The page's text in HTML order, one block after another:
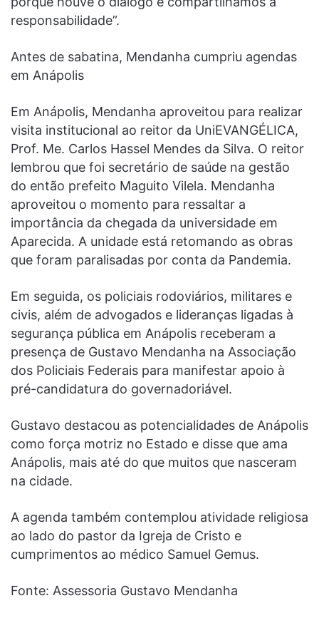
responsabilidade”.
Antes de sabatina, Mendanha cumpriu agendas
em Anápolis
Em Anápolis, Mendanha aproveitou para realizar
visita institucional ao reitor da UniEVANGÉLICA,
Prof. Me. Carlos Hassel Mendes da Silva. O reitor
lembrou que foi secretário de saúde na gestão
do então prefeito Maguito Vilela. Mendanha
aproveitou o momento para ressaltar a
importância da chegada da universidade em
Aparecida. A unidade está retomando as obras
que foram paralisadas por conta da Pandemia.
Em seguida, os policiais rodoviários, militares e
civis, além de advogados e lideranças ligadas à
segurança pública em Anápolis receberam a
presença de Gustavo Mendanha na Associação
dos Policiais Federais para manifestar apoio à
pré-candidatura do governadoriável.
Gustavo destacou as potencialidades de Anápolis
como força motriz no Estado e disse que ama
Anápolis, mais até do que muitos que nasceram
na cidade.
A agenda também contemplou atividade religiosa
ao lado do pastor da Igreja de Cristo e
cumprimentos ao médico Samuel Gemus.
Fonte: Assessoria Gustavo Mendanha